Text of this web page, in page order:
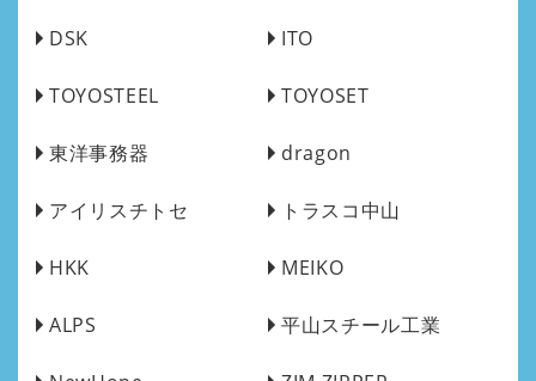
DSK ITO
TOYOSTEEL TOYOSET
東洋事務器 dragon
アイリスチトセ トラスコ中山
HKK MEIKO
ALPS 平山スチール工業